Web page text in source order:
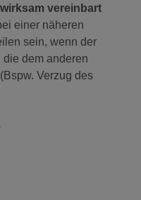
vereinbart
einer näheren
sein, wenn der
die dem anderen
Verzug des